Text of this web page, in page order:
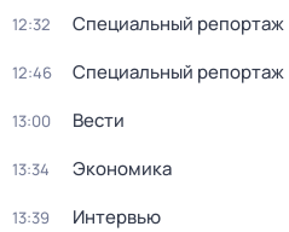
12:32 Специальный репортаж
12:46 Специальный репортаж
13:00 Вести
13:34 Экономика
13:39 Интервью